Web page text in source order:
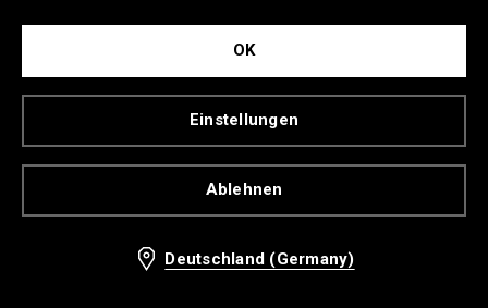
Ablehnen
Einstellungen
OK
Deutschland (Germany)
Schmale Jeans
27,99 EUR
Schmale Jeans
27,99 EUR
inkl. MwSt. / zzgl.